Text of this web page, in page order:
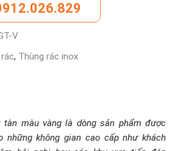
V
, Thùng rác inox
tàn màu vàng là dòng sản phẩm được
những không gian cao cấp như khách